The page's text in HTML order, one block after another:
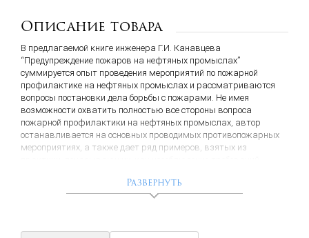
Описание товара
В предлагаемой книге инженера Г.И. Канавцева
“Предупреждение пожаров на нефтяных промыслах”
суммируется опыт проведения мероприятий по пожарной
профилактике на нефтяных промыслах и рассматриваются
вопросы постановки дела борьбы с пожарами. Не имея
возможности охватить полностью все стороны вопроса
пожарной профилактики на нефтяных промыслах, автор
останавливается на основных проводимых противопожарных
мероприятиях, а также дает ряд примеров, взятых из
связанным с ними несчастным случаям.
Развернуть